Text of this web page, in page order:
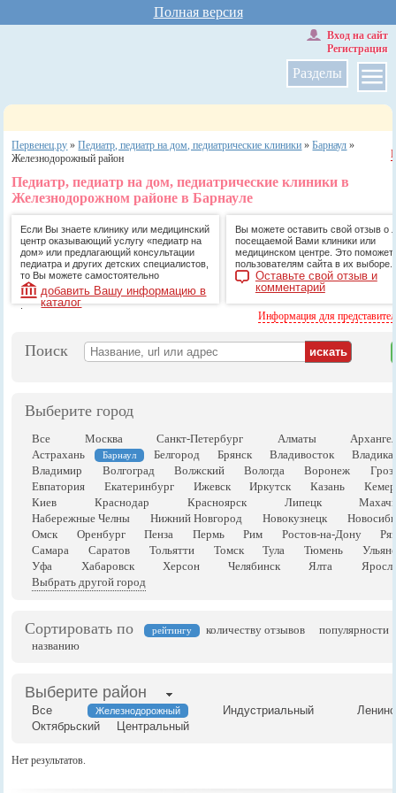
Полная версия
Разделы
Вход на сайт
Регистрация
Первенец.ру »Педиатр, педиатр на дом, педиатрические клиники »Барнаул »
Железнодорожный район
Педиатр, педиатр на дом, педиатрические клиники в
Железнодорожном районе в Барнауле
Если Вы знаете клинику или медицинский
центр оказывающий услугу «педиатр на
дом» или предлагающий консультации
педиатра и других детских специалистов,
то Вы можете самостоятельно
добавить Вашу информацию в
каталог
.
Вы можете оставить свой отзыв о
посещаемой Вами клиники или
медицинском центре. Это поможет
пользователям сайта в их выборе.
Оставьте свой отзыв и
комментарий
Информация для
Поиск
Выберите город
Все Москва Санкт-Петербург Алматы
Астрахань
Барнаул Белгород Брянск Владивосток
Владимир
Волгоград Волжский Вологда Воронеж
Евпатория
Екатеринбург Ижевск Иркутск Казань
Киев
Краснодар Красноярск Липецк
Набережные Челны
Нижний Новгород Новокузнецк
Омск
Оренбург Пенза Пермь Рим Ростов-на-Дону
Самара
Саратов Тольятти Томск Тула Тюмень
Уфа
Хабаровск Херсон Челябинск Ялта
Выбрать другой город
Сортировать по рейтингу количеству отзывов
популярности
названию
Выберите район
Все Железнодорожный Индустриальный
Октябрьский
Центральный
Нет результатов.